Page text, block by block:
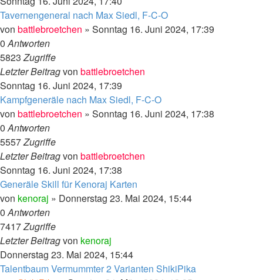
Tavernengeneral nach Max Siedl, F-C-O
von battlebroetchen » Sonntag 16. Juni 2024, 17:39
0Antworten
5823Zugriffe
Letzter Beitragvon battlebroetchen
Sonntag 16. Juni 2024, 17:39
Kampfgeneräle nach Max Siedl, F-C-O
von battlebroetchen » Sonntag 16. Juni 2024, 17:38
0Antworten
5557Zugriffe
Letzter Beitragvon battlebroetchen
Sonntag 16. Juni 2024, 17:38
Generäle Skill für Kenoraj Karten
von kenoraj » Donnerstag 23. Mai 2024, 15:44
0Antworten
7417Zugriffe
Letzter Beitragvon kenoraj
Donnerstag 23. Mai 2024, 15:44
Talentbaum Vermummter 2 Varianten ShikiPika